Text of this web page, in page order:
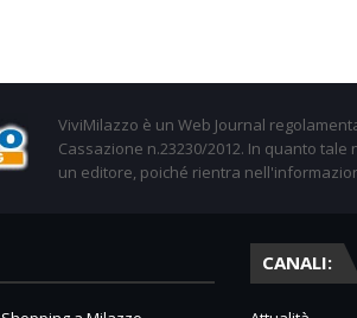
ViviMilazzo è un Web Journal
Cassazione n.23230/2012. In quanto
un editore, poiché rientra
CANALI: